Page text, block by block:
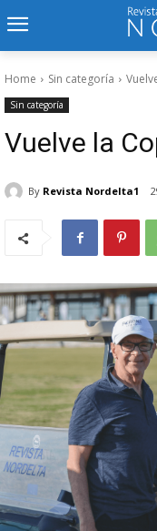
Home Sin categoría
Sin categoría
Vuelve la
By Revista Nordelta1